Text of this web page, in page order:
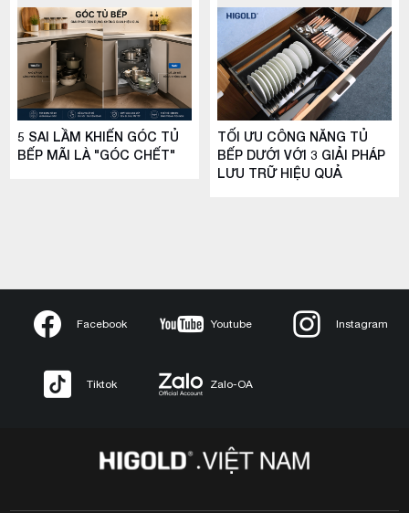
5 SAI LẦM KHIẾN GÓC TỦ
BẾP MÃI LÀ "GÓC CHẾT"
TỐI ƯU CÔNG NĂNG TỦ
BẾP DƯỚI VỚI 3 GIẢI PHÁP
LƯU TRỮ HIỆU QUẢ
Facebook Youtube Instagram
Tiktok Zalo-OA